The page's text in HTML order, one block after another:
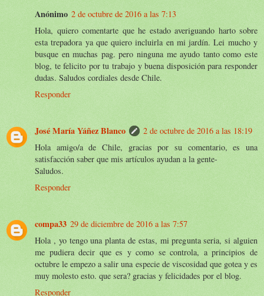
Anónimo 2 de octubre de 2016 a las 7:13
Hola, quiero comentarte que he estado averiguando harto sobre
esta trepadora ya que quiero incluirla en mi jardín. Lei mucho y
busque en muchas pag. pero ninguna me ayudo tanto como este
blog, te felicito por tu trabajo y buena disposición para responder
dudas. Saludos cordiales desde Chile.
Responder
José María Yáñez Blanco
2 de octubre de 2016 a las 18:19
Hola amigo/a de Chile, gracias por su comentario, es una
satisfacción saber que mis artículos ayudan a la gente-
Saludos.
Responder
compa33 29 de diciembre de 2016 a las 7:57
Hola , yo tengo una planta de estas, mi pregunta seria, si alguien
me pudiera decir que es y como se controla, a principios de
octubre le empezo a salir una especie de viscosidad que gotea y es
muy molesto esto. que sera? gracias y felicidades por el blog.
Responder